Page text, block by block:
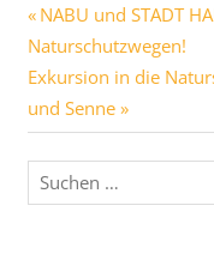
NABU und STADT
Naturschutzwegen!
Exkursion in die
und Senne